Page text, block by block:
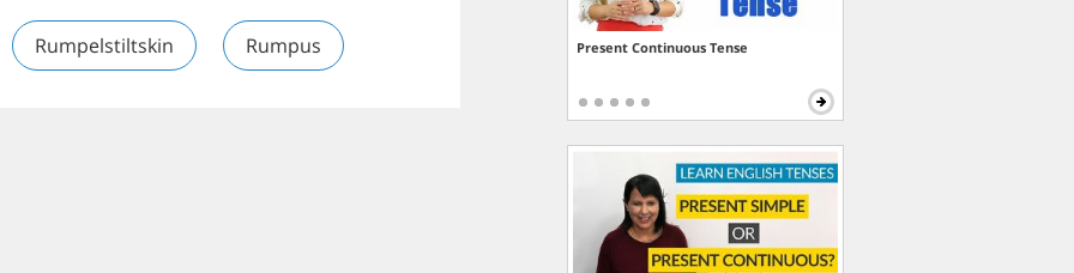
Rumpelstiltskin Rumpus Present Continuous Tense